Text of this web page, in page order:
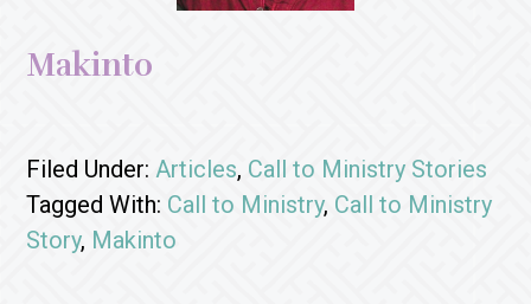
Makinto
Filed Under:Articles, Call to Ministry Stories
Tagged With: Call to Ministry, Call to Ministry
Story, Makinto